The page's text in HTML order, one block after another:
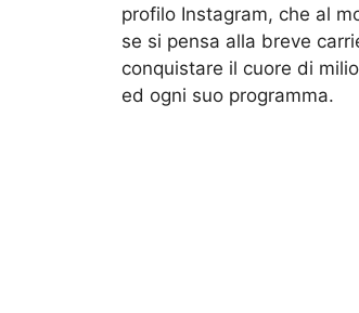
profilo Instagram, che al
se si pensa alla breve
conquistare il cuore di
ed ogni suo programma.